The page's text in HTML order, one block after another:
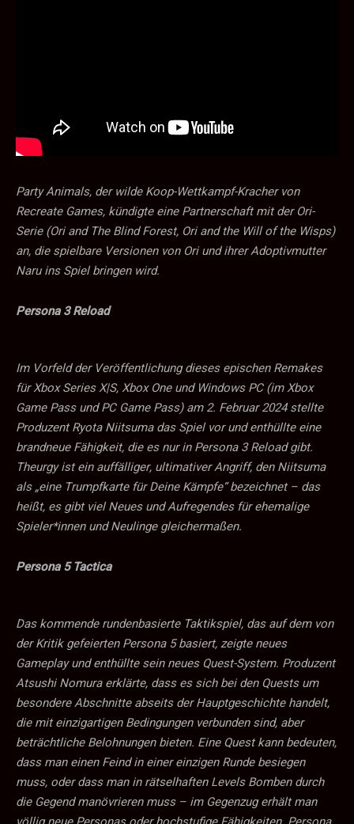
Party Animals, der wilde Koop-Wettkampf-Kracher von
Recreate Games, kündigte eine Partnerschaft mit der Ori-
Serie (Ori and The Blind Forest, Ori and the Will of the Wisps)
an, die spielbare Versionen von Ori und ihrer Adoptivmutter
Naru ins Spiel bringen wird.
Persona 3 Reload
Im Vorfeld der Veröffentlichung dieses epischen Remakes
für Xbox Series X|S, Xbox One und Windows PC (im Xbox
Game Pass und PC Game Pass) am 2. Februar 2024 stellte
Produzent Ryota Niitsuma das Spiel vor und enthüllte eine
brandneue Fähigkeit, die es nur in Persona 3 Reload gibt.
Theurgy ist ein auffälliger, ultimativer Angriff, den Niitsuma
als „eine Trumpfkarte für Deine Kämpfe“ bezeichnet – das
heißt, es gibt viel Neues und Aufregendes für ehemalige
Spieler*innen und Neulinge gleichermaßen.
Persona 5 Tactica
Das kommende rundenbasierte Taktikspiel, das auf dem von
der Kritik gefeierten Persona 5 basiert, zeigte neues
Gameplay und enthüllte sein neues Quest-System. Produzent
Atsushi Nomura erklärte, dass es sich bei den Quests um
besondere Abschnitte abseits der Hauptgeschichte handelt,
die mit einzigartigen Bedingungen verbunden sind, aber
beträchtliche Belohnungen bieten. Eine Quest kann bedeuten,
dass man einen Feind in einer einzigen Runde besiegen
muss, oder dass man in rätselhaften Levels Bomben durch
die Gegend manövrieren muss – im Gegenzug erhält man